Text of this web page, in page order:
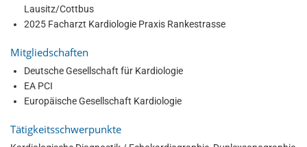
Lausitz/Cottbus
2025 Facharzt Kardiologie Praxis Rankestrasse
Mitgliedschaften
Deutsche Gesellschaft für Kardiologie
EA PCI
Europäische Gesellschaft Kardiologie
Tätigkeitsschwerpunkte